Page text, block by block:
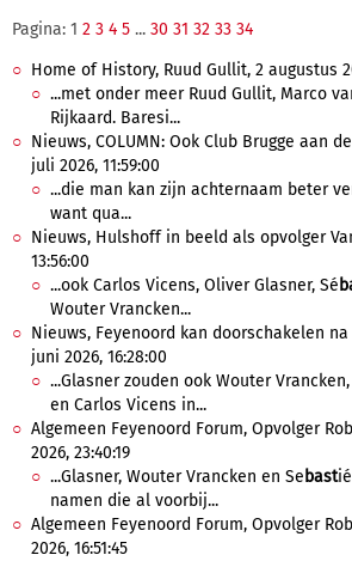
Pagina: 1 2 3 4 5 ... 30 31 32 33 34
Home of History, Ruud Gullit, 2 augustus
...met onder meer Ruud Gullit, Marco
Rijkaard. Baresi...
Nieuws, COLUMN: Ook Club Brugge aan
juli 2026, 11:59:00
...die man kan zijn achternaam beter
want qua...
Nieuws, Hulshoff in beeld als opvolger
13:56:00
...ook Carlos Vicens, Oliver Glasner, Sé
Wouter Vrancken...
Nieuws, Feyenoord kan doorschakelen
juni 2026, 16:28:00
...Glasner zouden ook Wouter Vrancken,
en Carlos Vicens in...
Algemeen Feyenoord Forum, Opvolger
2026, 23:40:19
...Glasner, Wouter Vrancken en Se bast
namen die al voorbij...
Algemeen Feyenoord Forum, Opvolger
2026, 16:51:45